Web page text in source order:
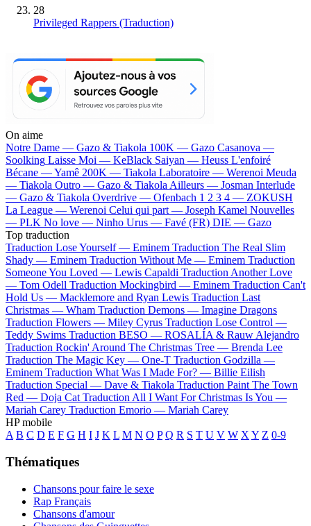
28
Privileged Rappers (Traduction)
On aime
Notre Dame — Gazo & Tiakola 100K — Gazo Casanova —
Soolking Laisse Moi — KeBlack Saiyan — Heuss L'enfoiré
Bécane —Yamê 200K — Tiakola Laboratoire — Werenoi Meuda
— Tiakola Outro — Gazo & Tiakola Ailleurs — Josman Interlude
— Gazo & Tiakola Overdrive — Ofenbach 1 2 3 4 — ZOKUSH
La League — Werenoi Celui qui part — Joseph Kamel Nouvelles
— PLK No love — Ninho Urus — Favé (FR) DIE — Gazo
Top traduction
Traduction Lose Yourself — Eminem Traduction The Real Slim
Shady — Eminem Traduction Without Me — Eminem Traduction
Someone You Loved — Lewis Capaldi Traduction Another Love
— Tom Odell Traduction Mockingbird — Eminem Traduction Can't
Hold Us — Macklemore and Ryan Lewis Traduction Last
Christmas — Wham Traduction Demons — Imagine Dragons
Traduction Flowers — Miley Cyrus Traduction Lose Control —
Teddy Swims Traduction BESO — ROSALÍA & Rauw Alejandro
Traduction Rockin' Around The Christmas Tree — Brenda Lee
Traduction The Magic Key — One-T Traduction Godzilla —
Eminem Traduction What Was I Made For? — Billie Eilish
Traduction Special — Dave & Tiakola Traduction Paint The Town
Red — Doja Cat Traduction All I Want For Christmas Is You —
Mariah Carey Traduction Emorio — Mariah Carey
HP mobile
A B C D E F G H I J K L M N O P Q R S T U V W X Y Z 0-9
Thématiques
Chansons pour faire le sexe
Rap Français
Chansons d'amour